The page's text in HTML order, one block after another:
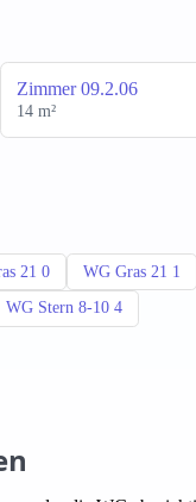
Zimmer 09.2.06
14 m²
21 0 WG Gras 21 1
WG Stern 8-10 4